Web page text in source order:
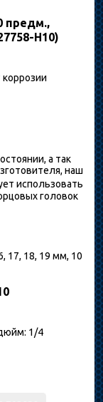
предм.,
H10)
а так
наш
использовать
головок
17, 18, 19 мм, 10
1/4